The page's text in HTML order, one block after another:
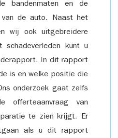
bandenmaten en de
van de auto. Naast het
wij ook uitgebreidere
schadeverleden kunt u
In dit rapport
is en welke positie die
onderzoek gaat zelfs
van
te zien krijgt. Er
als u dit rapport